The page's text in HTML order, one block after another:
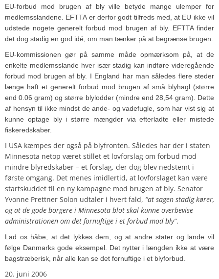
EU-forbud mod brugen af bly ville betyde mange ulemper for
medlemsslandene. EFTTA er derfor godt tilfreds med, at EU ikke vil
udstede nogete generelt forbud mod brugen af bly. EFTTA finder
det dog stadig en god idé, om man tænker på at begrænse brugen.
EU-kommissionen gør på samme måde opmærksom på, at de
enkelte medlemsslande hver især stadig kan indføre videregående
forbud mod brugen af bly. I England har man således flere steder
længe haft et generelt forbud mod brugen af små blyhagl (større
end 0.06 gram) og større blylodder (mindre end 28,54 gram). Dette
af hensyn til ikke mindst de ande- og vadefugle, som har vist sig at
kunne optage bly i større mængder via efterladte eller mistede
fiskeredskaber.
I USA kæmpes der også på blyfronten. Således har der i staten
Minnesota netop været stillet et lovforslag om forbud mod
mindre blyredskaber – et forslag, der dog blev nedstemt i
første omgang. Det menes imidlertid, at lovforslaget kan være
startskuddet til en ny kampagne mod brugen af bly. Senator
Yvonne Prettner Solon udtaler i hvert fald, “at sagen stadig kører,
og at de gode borgere i Minnesota blot skal kunne overbevise
administrationen om det fornuftige i et forbud mod bly”.
Lad os håbe, at det lykkes dem, og at andre stater og lande vil
følge Danmarks gode eksempel. Det nytter i længden ikke at være
bagstræberisk, når alle kan se det fornuftige i et blyforbud.
20. juni 2006